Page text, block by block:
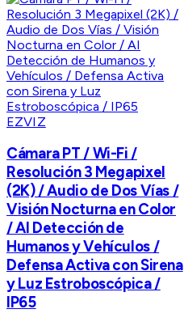
EZVIZ
Cámara PT / Wi-Fi /
Resolución 3 Megapixel
(2K) / Audio de Dos Vías /
Visión Nocturna en Color
/ AI Detección de
Humanos y Vehículos /
Defensa Activa con Sirena
y Luz Estroboscópica /
IP65